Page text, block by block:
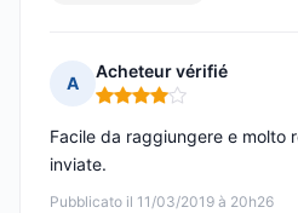
A
Acheteur vérifié
Nota: 4 su 5
Pubblicato il 11/03/2019 à 20h26
Facile da raggiungere e molto
inviate.